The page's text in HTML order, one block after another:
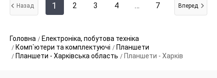
Назад 1 2 3 4 … 7 Вперед
Головна
Електроніка, побутова техніка
Комп`ютери та комплектуючі
Планшети
Планшети - Харківська область
Планшети - Харків